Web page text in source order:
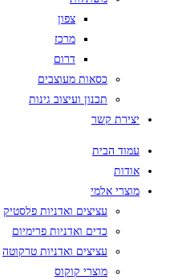
צפון
מרכז
דרום
כסאות מעוצבים
תכנון ועיצוב גינות
יצירת קשר
עמוד הבית
אודות
מוצרי אלמי
עציצים ואדניות פלסטיק
כדים ואדניות פרימיום
עציצים ואדניות טרקוטה
מוצרי קוקוס